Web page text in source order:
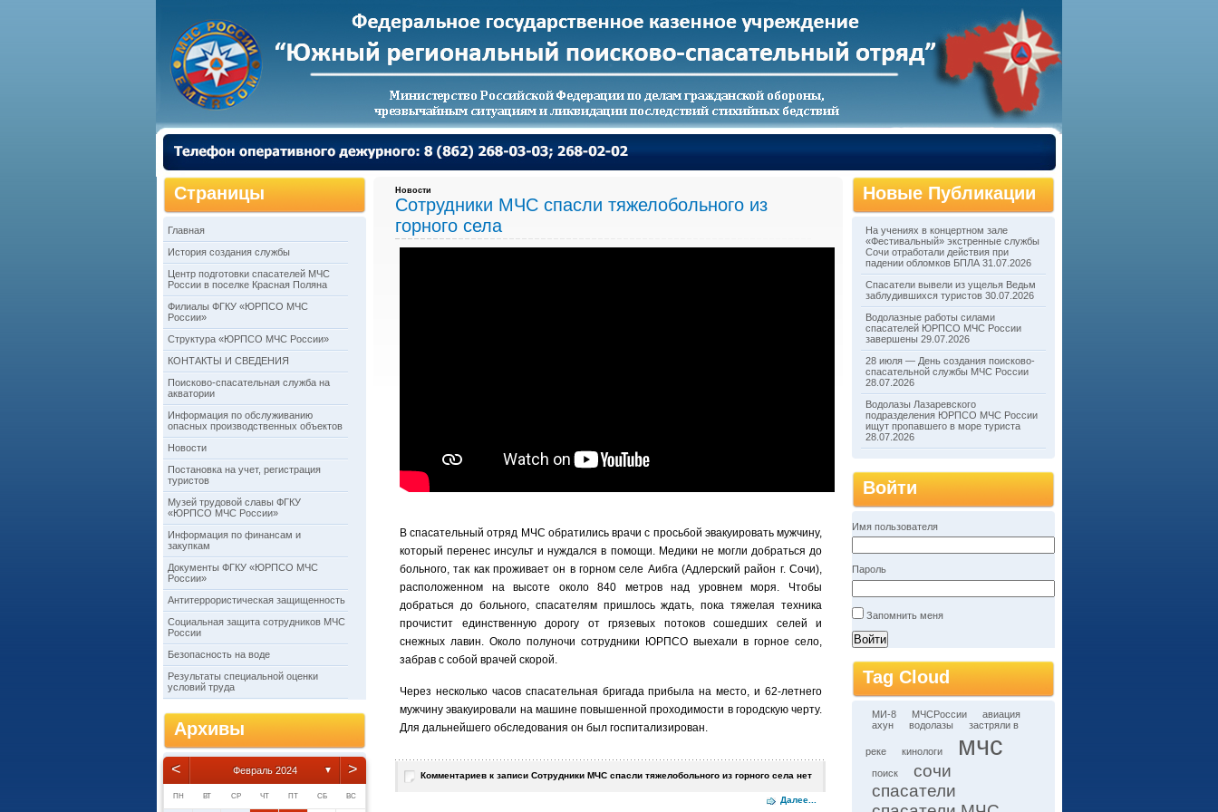
Страницы
Главная
История создания службы
Центр подготовки спасателей МЧС
России в поселке Красная Поляна
Филиалы ФГКУ «ЮРПСО МЧС
России»
Структура «ЮРПСО МЧС России»
КОНТАКТЫ И СВЕДЕНИЯ
Поисково-спасательная служба на
акватории
Информация по обслуживанию
опасных производственных объектов
Новости
Постановка на учет, регистрация
туристов
Музей трудовой славы ФГКУ
«ЮРПСО МЧС России»
Информация по финансам и
закупкам
Документы ФГКУ «ЮРПСО МЧС
России»
Антитеррористическая защищенность
Социальная защита сотрудников МЧС
России
Безопасность на воде
Результаты специальной оценки
условий труда
Архивы
< Февраль 2024 ▼ >
ПН ВТ СР ЧТ ПТ СБ ВС
Новости
Сотрудники МЧС спасли тяжелобольного из
горного села
В спасательный отряд МЧС обратились врачи с просьбой эвакуировать мужчину,
который перенес инсульт и нуждался в помощи. Медики не могли добраться до
больного, так как проживает он в горном селе Аибга (Адлерский район г. Сочи),
расположенном на высоте около 840 метров над уровнем моря. Чтобы
добраться до больного, спасателям пришлось ждать, пока тяжелая техника
прочистит единственную дорогу от грязевых потоков сошедших селей и
снежных лавин. Около полуночи сотрудники ЮРПСО выехали в горное село,
забрав с собой врачей скорой.
Через несколько часов спасательная бригада прибыла на место, и 62-летнего
мужчину эвакуировали на машине повышенной проходимости в городскую черту.
Для дальнейшего обследования он был госпитализирован.
Комментариев к записи Сотрудники МЧС спасли тяжелобольного из горного села нет
Далее...
Новые Публикации
На учениях в концертном зале
«Фестивальный» экстренные службы
Сочи отработали действия при
падении обломков БПЛА 31.07.2026
Спасатели вывели из ущелья Ведьм
заблудившихся туристов 30.07.2026
Водолазные работы силами
спасателей ЮРПСО МЧС России
завершены 29.07.2026
28 июля — День создания поисково-
спасательной службы МЧС России
28.07.2026
Водолазы Лазаревского
подразделения ЮРПСО МЧС России
ищут пропавшего в море туриста
28.07.2026
Войти
Имя пользователя
Пароль
Запомнить меня
Tag Cloud
МИ-8 МЧСРоссии
авиация
ахун
водолазы застряли в
реке кинологи мчс
поиск
сочи
спасатели